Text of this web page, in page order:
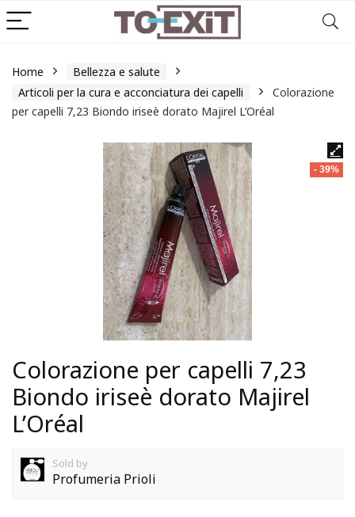
Home
Bellezza e salute
Articoli per la cura e acconciatura dei capelli
Colorazione
per capelli 7,23 Biondo iriseè dorato Majirel L’Oréal
- 39%
Colorazione per capelli 7,23
Biondo iriseè dorato Majirel
L’Oréal
Sold by
Profumeria Prioli